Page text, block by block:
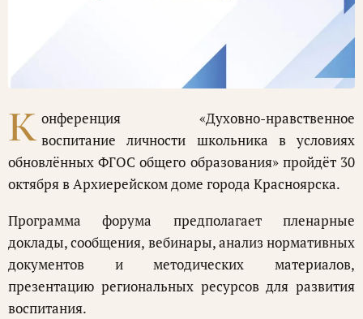
К онференция «Духовно-нравственное
воспитание личности школьника в условиях
обновлённых ФГОС общего образования» пройдёт 30
октября в Архиерейском доме города Красноярска.
Программа форума предполагает пленарные
доклады, сообщения, вебинары, анализ нормативных
документов и методических материалов,
презентацию региональных ресурсов для развития
воспитания.